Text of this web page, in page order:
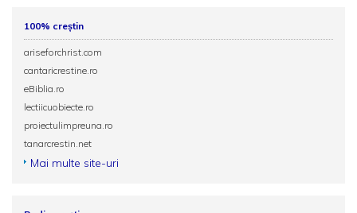
100% creștin
ariseforchrist.com
cantaricrestine.ro
eBiblia.ro
lectiicuobiecte.ro
proiectulimpreuna.ro
tanarcrestin.net
Mai multe site-uri